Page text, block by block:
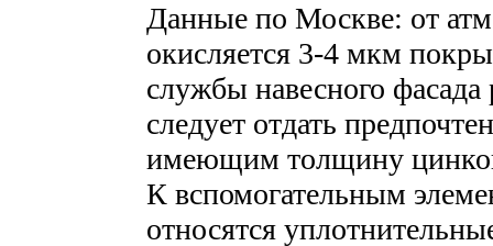
Данные по Москве: от
окисляется 3-4 мкм
службы навесного фасада
следует отдать
имеющим толщину
К вспомогательным
относятся